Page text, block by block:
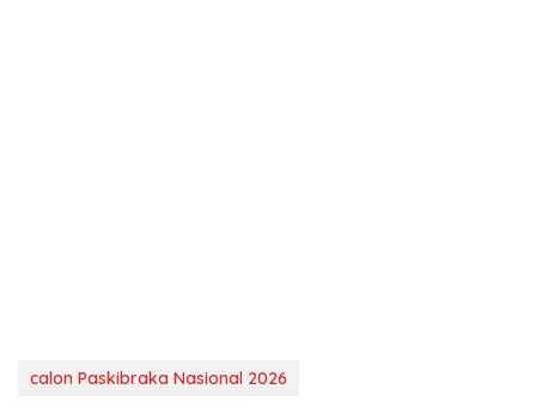
calon Paskibraka Nasional 2026